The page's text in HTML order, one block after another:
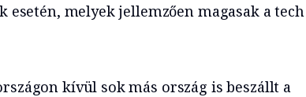
esetén, melyek jellemzően magasak a tech
kívül sok más ország is beszállt a